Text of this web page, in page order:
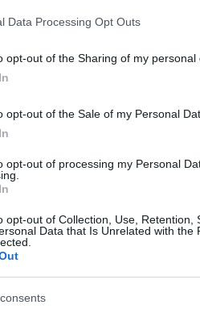
Data Processing Opt Outs
opt-out of the Sharing of my personal
opt-out of the Sale of my Personal
opt-out of processing my Personal
opt-out of Collection, Use, Retention,
Data that Is Unrelated with the
e sulla
della legalità : ad
chi li ingiuria e li minaccia:
nelle energie non
e stupide. Ma è un coro
della decenza e del
con buona pace degli
la “ducetta”.
lunatici, militanti
cambiare il mondo: i
degli aborti di sistema,
Nella
alla politica